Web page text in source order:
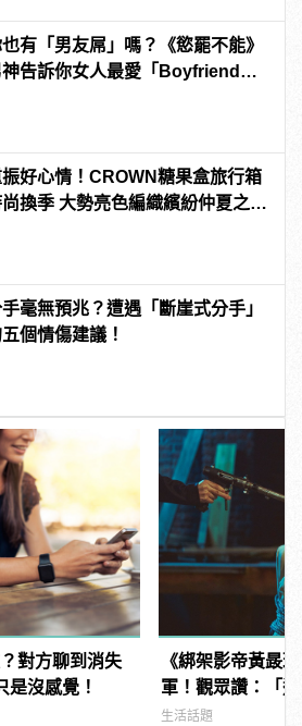
有「男友屌」嗎？《慾罷不能》
神告訴你女人最愛「Boyfriend
振好心情！CROWN糖果盒旅行箱
尚換季 大勢亮色編織繽紛仲夏之
毫無預兆？遭遇「斷崖式分手」
個情傷建議！
對方聊到消失
是沒感覺！
《綁架影帝黃晸
軍！觀眾讚：「
驚悚電影！ |
生活話題